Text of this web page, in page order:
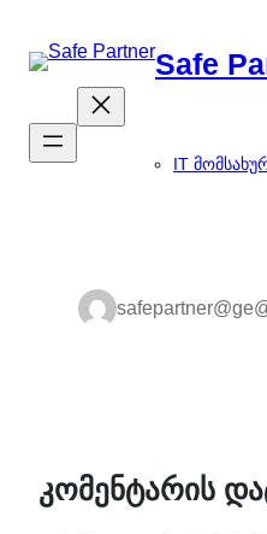
გადასვლა
Safe
IT
კომენტარის